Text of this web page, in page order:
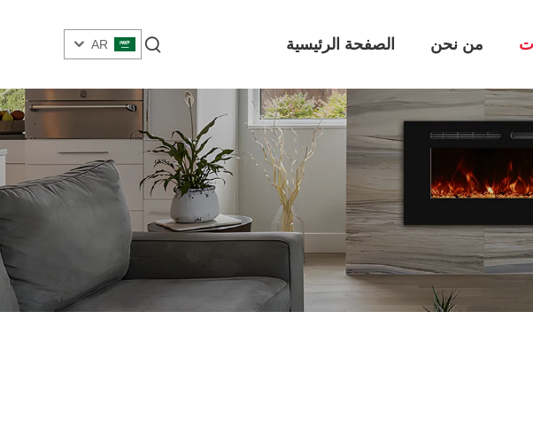
الصفحة الرئيسية من نحن AR